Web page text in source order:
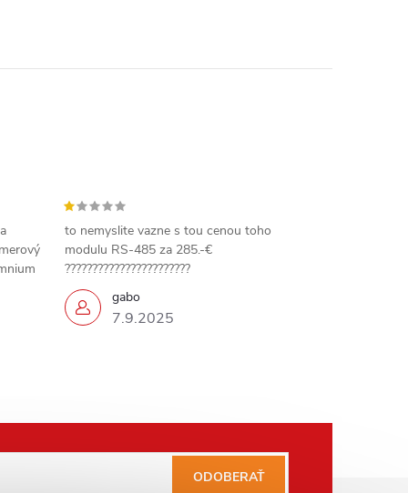
gabo
7.9.2025
to nemyslite vazne s tou cenou toho
modulu RS-485 za 285.-€
???????????????????????
ODOBERAŤ